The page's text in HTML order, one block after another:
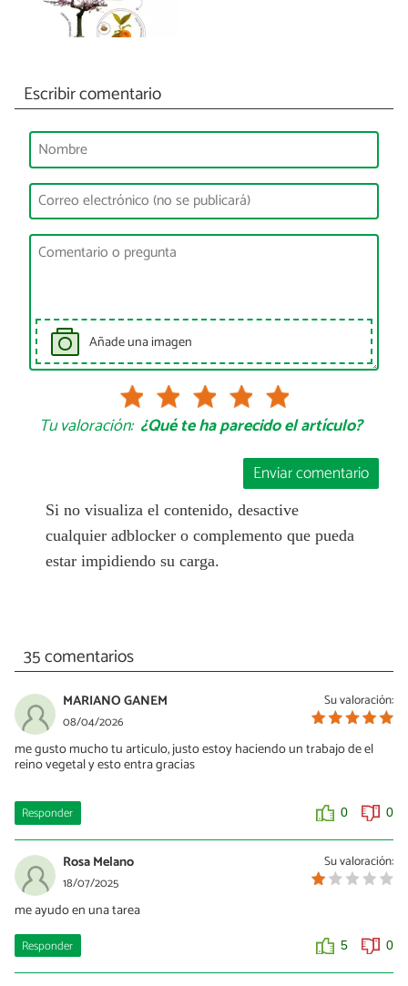
Escribir comentario
Añade una imagen
Tu valoración: ¿Qué te ha parecido el artículo?
Enviar comentario
Si no visualiza el contenido, desactive
cualquier adblocker o complemento que pueda
estar impidiendo su carga.
35 comentarios
Su valoración:
MARIANO GANEM
08/04/2026
me gusto mucho tu articulo, justo estoy haciendo un trabajo de el
reino vegetal y esto entra gracias
Responder 0 0
Su valoración:
Rosa Melano
18/07/2025
me ayudo en una tarea
Responder 5 0